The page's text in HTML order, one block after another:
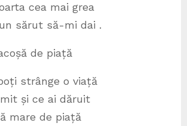
cea mai grea
sărut să-mi dai .
de piață
strânge o viață
și ce ai dăruit
mare de piață